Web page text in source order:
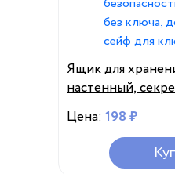
Ящик для
настенный,
органайзер, 4-
безопасности и
ключа,
Цена: 198 ₽